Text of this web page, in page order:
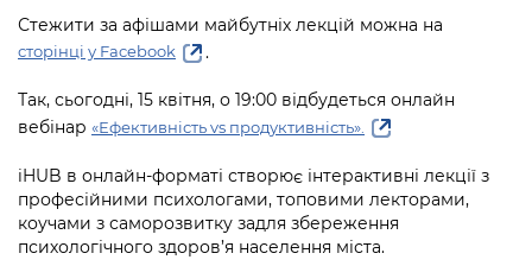
Вакансії
Звернення громадян
Регуляторна діяльність
Промисловість і наука Києва
Фінанси та бюджет
Безпека та правопорядок
Іноземцям / For foreigners
Пам'ятки культурної спадщини
Контактний центр
Допомога учасникам АТО
осіб при Київській міській військовій
адміністрації
«Ініціатива «Партнерство «Відкритий
інформацію
бездіяльності розпорядників інформації
публічну інформацію
Інформація для споживачів
Submitting a media request
Зйомки в лікарнях в умовах воєнного
стану / Rules for media coverage of
hospitals at work under martial law
Контакти для медіа / Contacts for mass
media
Стежити за афішами майбутніх лекцій можна на
сторінці у Facebook .
Так, сьогодні, 15 квітня, о 19:00 відбудеться онлайн
вебінар «Ефективність vs продуктивність».
iHUB в онлайн-форматі створює інтерактивні лекції з
професійними психологами, топовими лекторами,
коучами з саморозвитку задля збереження
психологічного здоров’я населення міста.